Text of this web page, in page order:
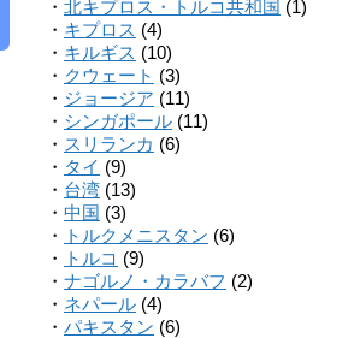
・ 北キプロス・トルコ共和国 (1)
・ キプロス (4)
・ キルギス (10)
・ クウェート (3)
・ ジョージア (11)
・ シンガポール (11)
・ スリランカ (6)
・ タイ (9)
・ 台湾 (13)
・ 中国 (3)
・
トルクメニスタン (6)
・
トルコ (9)
・ ナゴルノ・カラバフ (2)
・ ネパール (4)
・ パキスタン (6)